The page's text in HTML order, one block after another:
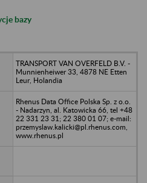
bazy
TRANSPORT VAN OVERFELD B.V. -
Munnienheiwer 33, 4878 NE Etten
Leur, Holandia
Rhenus Data Office Polska Sp. z o.o.
- Nadarzyn, al. Katowicka 66, tel +48
22 331 23 31; 22 380 01 07; e-mail:
przemyslaw.kalicki@pl.rhenus.com,
www.rhenus.pl